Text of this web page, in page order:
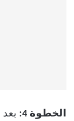
الخطوة 4: بعد